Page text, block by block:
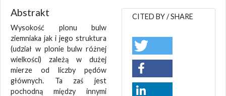
Abstrakt
Wysokość plonu bulw
ziemniaka jak i jego struktura
(udział w plonie bulw różnej
wielkości) zależą w dużej
mierze od liczby pędów
głównych. Ta zaś jest
pochodną między innymi
CITED BY / SHARE